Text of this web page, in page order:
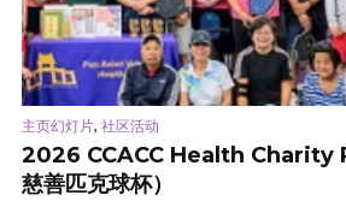
主页幻灯片, 社区活动
2026 CCACC Health Charity
慈善匹克球杯）